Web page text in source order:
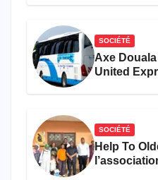
SOCIÉTÉ
Axe
United
SOCIÉTÉ
Help To